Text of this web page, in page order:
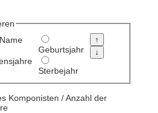
Name
Geburtsjahr
Sterbejahr
Komponisten / Anzahl der